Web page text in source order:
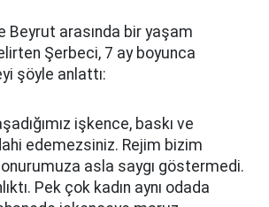
Beyrut arasında bir yaşam
Şerbeci, 7 ay boyunca
şöyle anlattı:
işkence, baskı ve
edemezsiniz. Rejim bizim
onurumuza asla saygı göstermedi.
Pek çok kadın aynı odada